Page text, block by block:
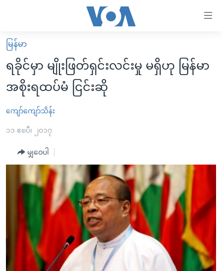
လွယ်ကူ
စေ
သည့်
များ
ပင်မ
ညွန်း
စာမျက်နှာ
သို့
မူလစာမျက်နှာ
မြန်မာ
ကမ္ဘာ့သတင်းများ
နိုင်ငံတကာ
အစ္စရေး-ပါလက်စတိုင်း
ဗွီဒီယို
အင်္ဂလိပ်စာလေ့လာမယ်
အမေရိကန်သုံးအီဒီယံ
မကြေးမုံရဲ့ အင်္ဂလိပ်စာ
ရုပ်ရှင်ထဲက အင်္ဂလိပ်စာ
သုတပဒေသာ အင်္ဂလိပ်စာ
အပတ်စဉ်ကဏ္ဍများ
ရေဒီယိုနှင့်ရုပ်သံ အချက်အလက်များ
ရေဒီယို/တီဗွီအစီအစဉ်
Learning English
ဗွီအိုအေ လူမှုကွန်ယက်များ
မြန်မာ
ရခိုင်မှာ မျိုးဖြတ်ရှင်းလင်းမှု မရှိဟု မြန်မာ
အစိုးရထပ်မံ ငြင်းဆို
ကျော်ကျော်သိန်း
၁၁ ဧၿပီ၊ ၂၀၁၇
မျှဝေပါ